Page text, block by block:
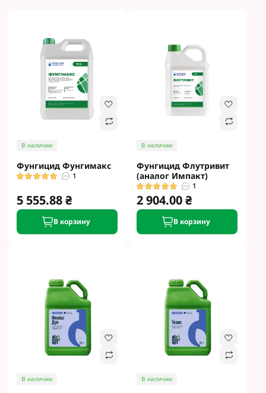
В наличии
Фунгицид Фунгимакс
1
5 555.88 ₴
В корзину
В наличии
Фунгицид Флутривит
(аналог Импакт)
1
2 904.00 ₴
В корзину
В наличии В наличии